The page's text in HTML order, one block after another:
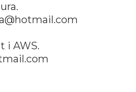
i AWS.